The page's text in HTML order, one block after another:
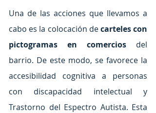
Una de las acciones que llevamos a
cabo es la colocación de carteles con
pictogramas en comercios del
barrio. De este modo, se favorece la
accesibilidad cognitiva a personas
con discapacidad intelectual y
Trastorno del Espectro Autista. Esta